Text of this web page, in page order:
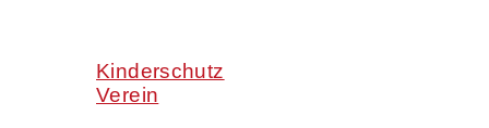
Kinderschutz
Verein